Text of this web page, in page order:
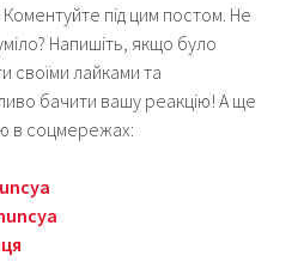
під цим постом. Не
Напишіть, якщо було
своїми лайками та
бачити вашу реакцію! А ще
в соцмережах: